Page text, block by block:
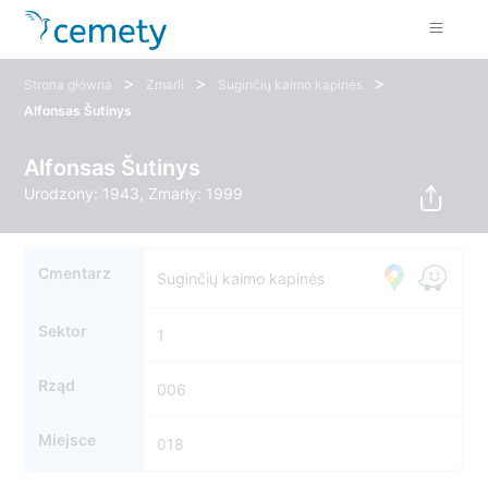
Strona główna > Zmarli > Suginčių kaimo kapinės >
Alfonsas Šutinys
Alfonsas Šutinys
Urodzony: 1943, Zmarły: 1999
Cmentarz Suginčių kaimo kapinės
Sektor 1
Rząd 006
Miejsce 018